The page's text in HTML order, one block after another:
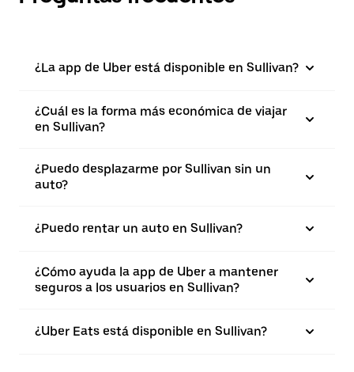
¿La app de Uber está disponible en Sullivan?
¿Cuál es la forma más económica de viajar
en Sullivan?
¿Puedo desplazarme por Sullivan sin un
auto?
¿Puedo rentar un auto en Sullivan?
¿Cómo ayuda la app de Uber a mantener
seguros a los usuarios en Sullivan?
¿Uber Eats está disponible en Sullivan?